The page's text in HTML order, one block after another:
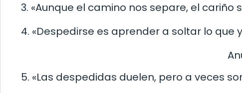
3. «Aunque el camino nos separe, el cariño
4. «Despedirse es aprender a soltar lo que
5. «Las despedidas duelen, pero a veces